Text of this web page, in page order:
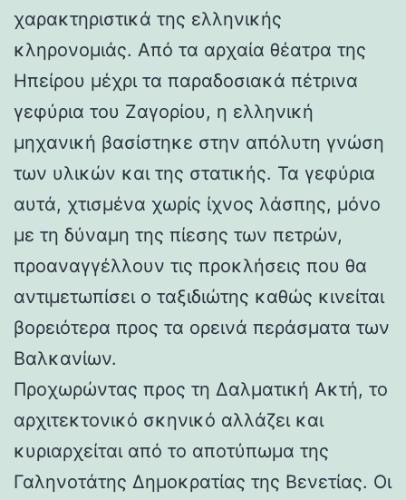
χαρακτηριστικά της ελληνικής
κληρονομιάς. Από τα αρχαία θέατρα της
Ηπείρου μέχρι τα παραδοσιακά πέτρινα
γεφύρια του Ζαγορίου, η ελληνική
μηχανική βασίστηκε στην απόλυτη γνώση
των υλικών και της στατικής. Τα γεφύρια
αυτά, χτισμένα χωρίς ίχνος λάσπης, μόνο
με τη δύναμη της πίεσης των πετρών,
προαναγγέλλουν τις προκλήσεις που θα
αντιμετωπίσει ο ταξιδιώτης καθώς κινείται
βορειότερα προς τα ορεινά περάσματα των
Βαλκανίων.
Προχωρώντας προς τη Δαλματική Ακτή, το
αρχιτεκτονικό σκηνικό αλλάζει και
κυριαρχείται από το αποτύπωμα της
Γαληνοτάτης Δημοκρατίας της Βενετίας. Οι